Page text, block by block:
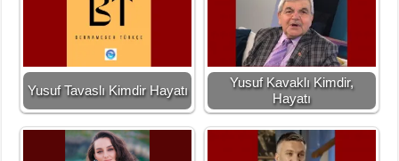
Yusuf Tavaslı Kimdir Hayatı
Yusuf Kavaklı Kimdir,
Hayatı